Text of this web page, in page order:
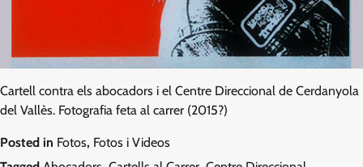
Cartell contra els abocadors i el Centre Direccional de Cerdanyola
del Vallès. Fotografia feta al carrer (2015?)
Posted in Fotos, Fotos i Videos